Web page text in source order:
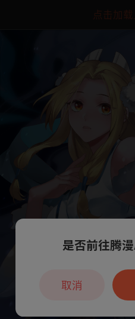
点击加
本章节仅支持App
户7
是否前往腾
取消